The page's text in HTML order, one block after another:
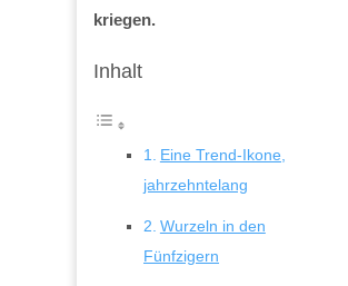
kriegen.
Inhalt
Eine Trend-Ikone,
jahrzehntelang
Wurzeln in den
Fünfzigern